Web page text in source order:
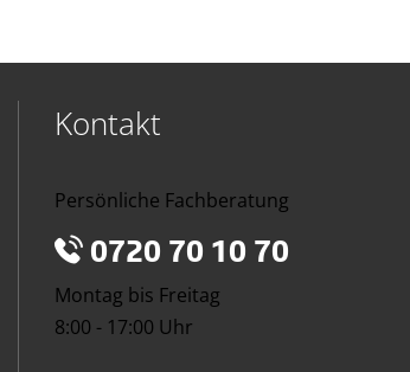
Kontakt
Persönliche Fachberatung
0720 70 10 70
Montag bis Freitag
8:00 - 17:00 Uhr